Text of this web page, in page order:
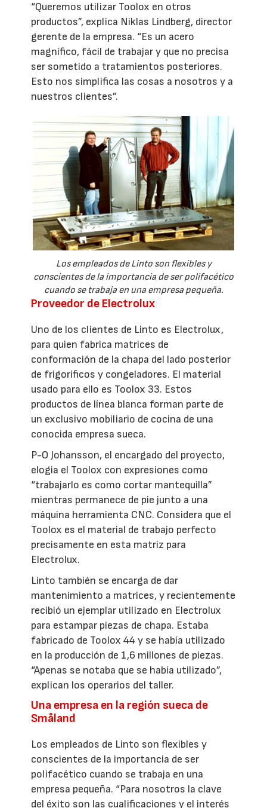
“Queremos utilizar Toolox en otros
productos”, explica Niklas Lindberg, director
gerente de la empresa. “Es un acero
magnífico, fácil de trabajar y que no precisa
ser sometido a tratamientos posteriores.
Esto nos simplifica las cosas a nosotros y a
nuestros clientes”.
Los empleados de Linto son flexibles y
conscientes de la importancia de ser polifacético
cuando se trabaja en una empresa pequeña.
Proveedor de Electrolux
Uno de los clientes de Linto es Electrolux,
para quien fabrica matrices de
conformación de la chapa del lado posterior
de frigoríficos y congeladores. El material
usado para ello es Toolox 33. Estos
productos de línea blanca forman parte de
un exclusivo mobiliario de cocina de una
conocida empresa sueca.
P-O Johansson, el encargado del proyecto,
elogia el Toolox con expresiones como
“trabajarlo es como cortar mantequilla”
mientras permanece de pie junto a una
máquina herramienta CNC. Considera que el
Toolox es el material de trabajo perfecto
precisamente en esta matriz para
Electrolux.
Linto también se encarga de dar
mantenimiento a matrices, y recientemente
recibió un ejemplar utilizado en Electrolux
para estampar piezas de chapa. Estaba
fabricado de Toolox 44 y se había utilizado
en la producción de 1,6 millones de piezas.
“Apenas se notaba que se había utilizado”,
explican los operarios del taller.
Una empresa en la región sueca de
Småland
Los empleados de Linto son flexibles y
conscientes de la importancia de ser
polifacético cuando se trabaja en una
empresa pequeña. “Para nosotros la clave
del éxito son las cualificaciones y el interés